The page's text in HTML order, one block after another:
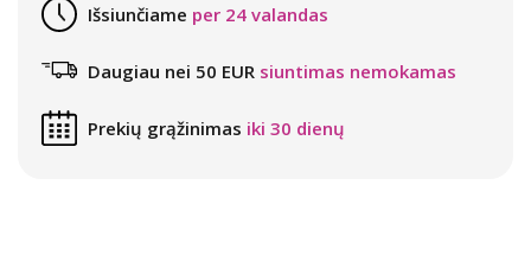
Išsiunčiame per 24 valandas
Daugiau nei 50 EUR siuntimas nemokamas
Prekių grąžinimas iki 30 dienų